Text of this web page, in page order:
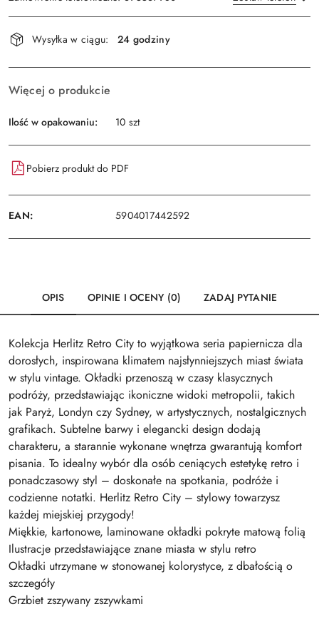
Dostępność
i
dostawa
Wysyłka w ciągu: 24 godziny
Więcej o produkcie
Ilość w opakowaniu: 10 szt
Pobierz produkt do PDF
EAN: 5904017442592
OPIS OPINIE I OCENY (0) ZADAJ PYTANIE
Kolekcja Herlitz Retro City to wyjątkowa seria papiernicza dla
dorosłych, inspirowana klimatem najsłynniejszych miast świata
w stylu vintage. Okładki przenoszą w czasy klasycznych
podróży, przedstawiając ikoniczne widoki metropolii, takich
jak Paryż, Londyn czy Sydney, w artystycznych, nostalgicznych
grafikach. Subtelne barwy i elegancki design dodają
charakteru, a starannie wykonane wnętrza gwarantują komfort
pisania. To idealny wybór dla osób ceniących estetykę retro i
ponadczasowy styl – doskonałe na spotkania, podróże i
codzienne notatki. Herlitz Retro City – stylowy towarzysz
każdej miejskiej przygody!
Miękkie, kartonowe, laminowane okładki pokryte matową folią
Ilustracje przedstawiające znane miasta w stylu retro
Okładki utrzymane w stonowanej kolorystyce, z dbałością o
szczegóły
Grzbiet zszywany zszywkami